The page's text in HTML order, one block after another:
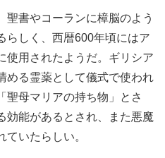
聖書やコーランに樟脳のよう
らしく、西暦600年頃にはア
使用されたようだ。ギリシア
める霊薬として儀式で使われ
聖母マリアの持ち物」とさ
効能があるとされ、また悪魔
ていたらしい。